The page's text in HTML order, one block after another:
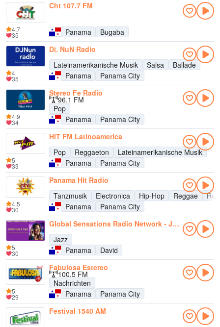
Cht 107.7 FM
Panama Bugaba
4.7
35
Dj. NuN Radio
Lateinamerikanische Musik
Salsa
Ballade
Panama
Panama City
4
35
Stereo Fe Radio
96.1 FM
Pop
Panama
Panama City
4.9
34
HIT FM Latinoamerica
Pop
Reggaeton
Lateinamerikanische Musik
Panama
Panama City
5
33
Panama Hit Radio
Tanzmusik
Electronica Hip-Hop Reggae
Panama
Panama City
4.5
30
Global Sensations Radio Network - Jazz
Jazz
Panama
David
5
30
Fabulosa Estereo
100.5 FM
Nachrichten
Panama
Panama City
5
29
Festival 1540 AM